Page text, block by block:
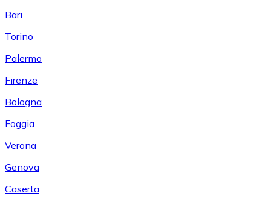
Bari
Torino
Palermo
Firenze
Bologna
Foggia
Verona
Genova
Caserta